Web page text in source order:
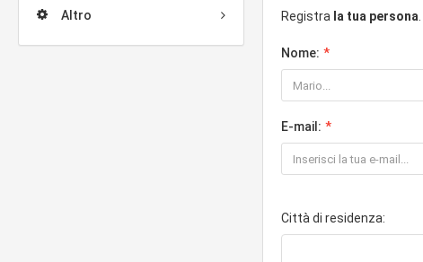
Altro Registra la tua persona
Nome:
E-mail:
Città di residenza: